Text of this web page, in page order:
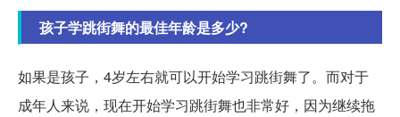
孩子学跳街舞的最佳年龄是多少?
如果是孩子，4岁左右就可以开始学习跳街舞了。而对于
成年人来说，现在开始学习跳街舞也非常好，因为继续拖